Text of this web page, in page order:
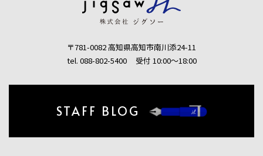
〒781-0082 高知県高知市南川添24-11
tel. 088-802-5400
受付 10:00〜18:00
STAFF BLOG